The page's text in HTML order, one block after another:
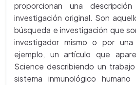
proporcionan una
investigación original. Son
búsqueda e investigación que
investigador mismo o por una
ejemplo, un artículo que
Science describiendo un
sistema inmunológico